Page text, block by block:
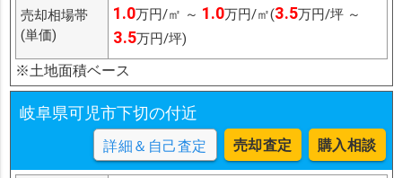
売却相場帯
(単価)
1.0万円/㎡ ～ 1.0万円/㎡(3.5万円/坪 ～
3.5万円/坪)
※土地面積ベース
岐阜県可児市下切の付近
詳細＆自己査定 売却査定 購入相談